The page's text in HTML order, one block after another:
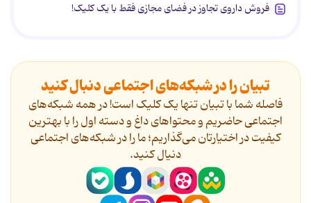
فروش داروی تجاوز در فضای مجازی فقط با یک کلیک!
تبیان را در شبکه‌های اجتماعی دنبال کنید
فاصله شما با تبیان تنها یک کلیک است! در همه شبکه‌های
اجتماعی حاضریم و محتواهای داغ و دسته اول را با بهترین
کیفیت در اختیارتان می‌گذاریم؛ ما را در شبکه‌های اجتماعی
دنیال کنید.